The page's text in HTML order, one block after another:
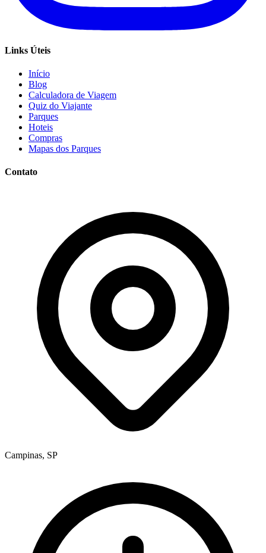
Links Úteis
Início
Blog
Calculadora de Viagem
Quiz do Viajante
Parques
Hoteis
Compras
Mapas dos Parques
Contato
Campinas, SP